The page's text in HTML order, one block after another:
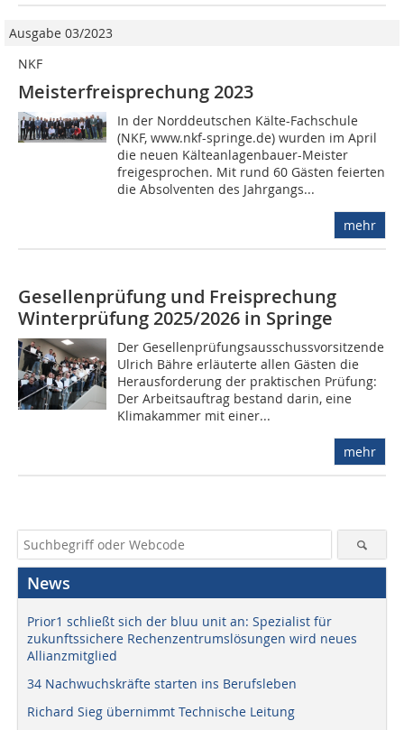
Ausgabe 03/2023
NKF
Meisterfreisprechung 2023
In der Norddeutschen Kälte-Fachschule
(NKF, www.nkf-springe.de) wurden im April
die neuen Kälteanlagenbauer-Meister
freigesprochen. Mit rund 60 Gästen feierten
die Absolventen des Jahrgangs...
mehr
Gesellenprüfung und Freisprechung
Winterprüfung 2025/2026 in Springe
Der Gesellenprüfungsausschussvorsitzende
Ulrich Bähre erläuterte allen Gästen die
Herausforderung der praktischen Prüfung:
Der Arbeitsauftrag bestand darin, eine
Klimakammer mit einer...
mehr
News
Prior1 schließt sich der bluu unit an: Spezialist für
zukunftssichere Rechenzentrumslösungen wird neues
Allianzmitglied
34 Nachwuchskräfte starten ins Berufsleben
Richard Sieg übernimmt Technische Leitung